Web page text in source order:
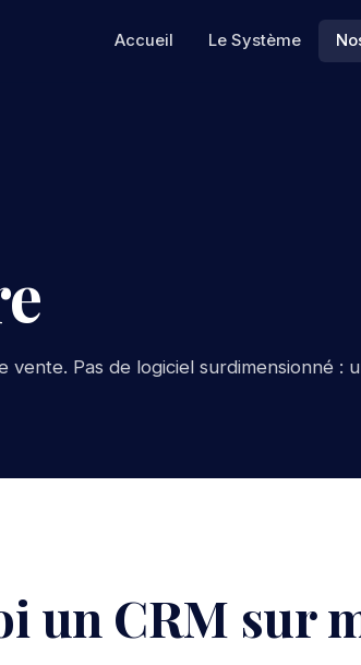
Accueil Le Système
Pas de logiciel surdimensionné :
un CRM sur